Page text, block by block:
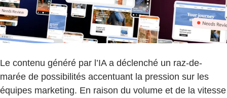
Le contenu généré par l’IA a déclenché un raz-de-
marée de possibilités accentuant la pression sur les
équipes marketing. En raison du volume et de la vitesse